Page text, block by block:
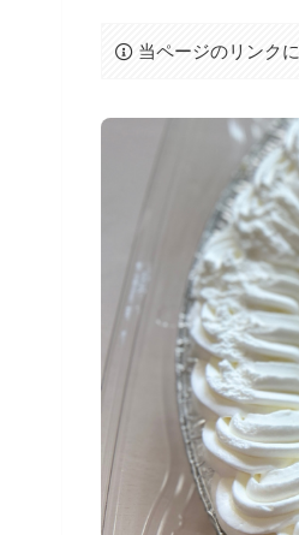
当ページのリンク